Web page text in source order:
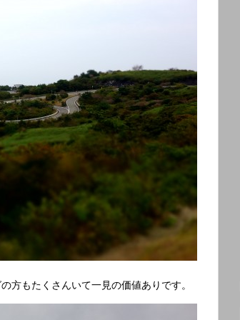
方もたくさんいて一見の価値ありです。